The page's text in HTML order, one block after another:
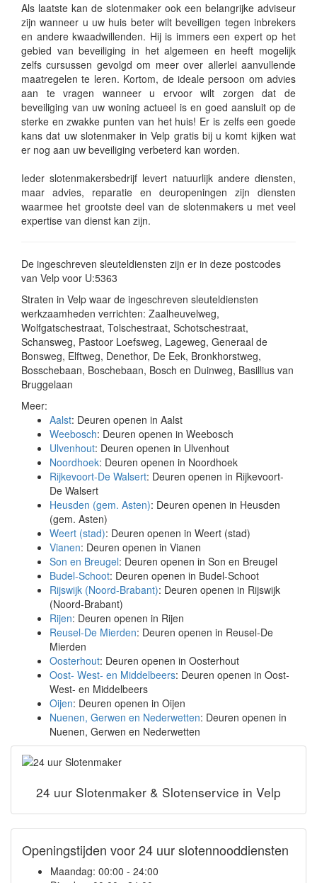
Als laatste kan de slotenmaker ook een belangrijke adviseur
zijn wanneer u uw huis beter wilt beveiligen tegen inbrekers
en andere kwaadwillenden. Hij is immers een expert op het
gebied van beveiliging in het algemeen en heeft mogelijk
zelfs cursussen gevolgd om meer over allerlei aanvullende
maatregelen te leren. Kortom, de ideale persoon om advies
aan te vragen wanneer u ervoor wilt zorgen dat de
beveiliging van uw woning actueel is en goed aansluit op de
sterke en zwakke punten van het huis! Er is zelfs een goede
kans dat uw slotenmaker in Velp gratis bij u komt kijken wat
er nog aan uw beveiliging verbeterd kan worden.
Ieder slotenmakersbedrijf levert natuurlijk andere diensten,
maar advies, reparatie en deuropeningen zijn diensten
waarmee het grootste deel van de slotenmakers u met veel
expertise van dienst kan zijn.
De ingeschreven sleuteldiensten zijn er in deze postcodes
van Velp voor U:5363
Straten in Velp waar de ingeschreven sleuteldiensten
werkzaamheden verrichten: Zaalheuvelweg,
Wolfgatschestraat, Tolschestraat, Schotschestraat,
Schansweg, Pastoor Loefsweg, Lageweg, Generaal de
Bonsweg, Elftweg, Denethor, De Eek, Bronkhorstweg,
Bosschebaan, Boschebaan, Bosch en Duinweg, Basillius van
Bruggelaan
Meer:
Aalst: Deuren openen in Aalst
Weebosch: Deuren openen in Weebosch
Ulvenhout: Deuren openen in Ulvenhout
Noordhoek: Deuren openen in Noordhoek
Rijkevoort-De Walsert: Deuren openen in Rijkevoort-
De Walsert
Heusden (gem. Asten): Deuren openen in Heusden
(gem. Asten)
Weert (stad): Deuren openen in Weert (stad)
Vianen: Deuren openen in Vianen
Son en Breugel: Deuren openen in Son en Breugel
Budel-Schoot: Deuren openen in Budel-Schoot
Rijswijk (Noord-Brabant): Deuren openen in Rijswijk
(Noord-Brabant)
Rijen: Deuren openen in Rijen
Reusel-De Mierden: Deuren openen in Reusel-De
Mierden
Oosterhout: Deuren openen in Oosterhout
Oost- West- en Middelbeers: Deuren openen in Oost-
West- en Middelbeers
Oijen: Deuren openen in Oijen
Nuenen, Gerwen en Nederwetten: Deuren openen in
Nuenen, Gerwen en Nederwetten
24 uur Slotenmaker & Slotenservice in Velp
Openingstijden voor 24 uur slotennooddiensten
Maandag: 00:00 - 24:00